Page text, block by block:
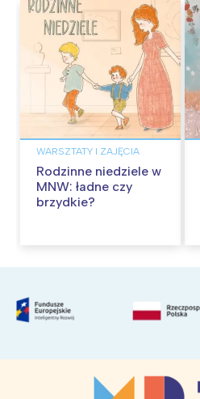
WARSZTATY I ZAJĘCIA
Rodzinne niedziele w
MNW: ładne czy
brzydkie?